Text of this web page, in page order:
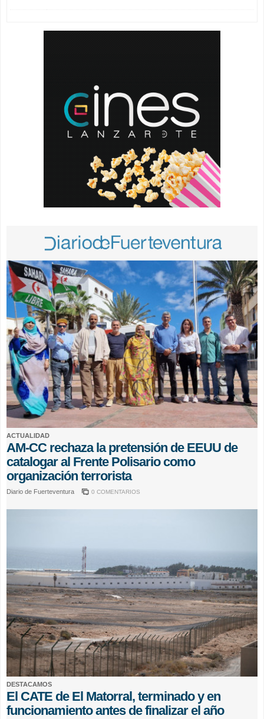
ACTUALIDAD
AM-CC rechaza la pretensión de EEUU de
catalogar al Frente Polisario como
organización terrorista
Diario de Fuerteventura 0 COMENTARIOS
DESTACAMOS
El CATE de El Matorral, terminado y en
funcionamiento antes de finalizar el año